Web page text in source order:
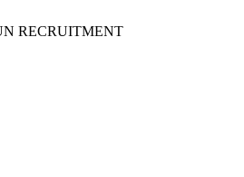
RECRUITMENT